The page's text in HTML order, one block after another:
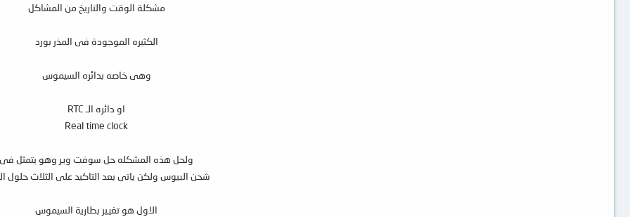
مشكلة الوقت والتاريخ من المشاكل
الكثيره الموجودة فى المذر بورد
وهى خاصه بدائره السيموس
او دائره الـ RTC
Real time clock
ولحل هذه المشكله حل سوفت وير وهو يتمثل فى
شحن البيوس ولكن ياتى بعد التاكيد على الثلاث حلول
الاول هو تغيير بطارية السيموس